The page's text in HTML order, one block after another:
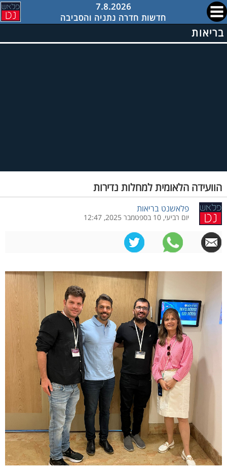
7.8.2026
חדשות חדרה נתניה והסביבה
בריאות
הוועידה הלאומית למחלות נדירות
פלאשנט בריאות
יום רביעי, 10 בספטמבר 2025, 12:47